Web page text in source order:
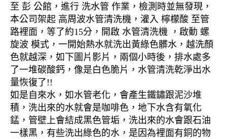
至 彭 公館，進行 洗水管 作業，檢測時並無發現，
本公司架起 高周波水管清洗機，灌入 檸檬酸 至管
路裡面，等了約15分，開啟 水管清洗機 ，啟動 螺
旋波 模式，一開始熱水就洗出黃綠色髒水，越洗顏
色就越深，如下圖片影片，兩個小時後，排水處多
了一堆碳酸鈣，像是白色脆片，水管清洗乾淨出水
量恢復了!!
如是自來水，如水管老化，會產生鐵鏽跟泥沙堆
積，洗出來的水就會是咖啡色，地下水含有氧化
錳，管壁上會結成黑色管垢，洗出來的水會跟石油
一樣黑，有些洗出綠色的水，是因為裡面有銅的物